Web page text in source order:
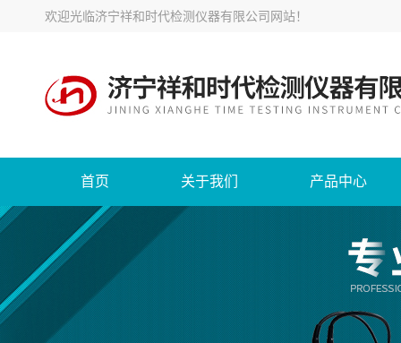
欢迎光临济宁祥和时代检测仪器有限公司网站！
首页 关于我们 产品中心